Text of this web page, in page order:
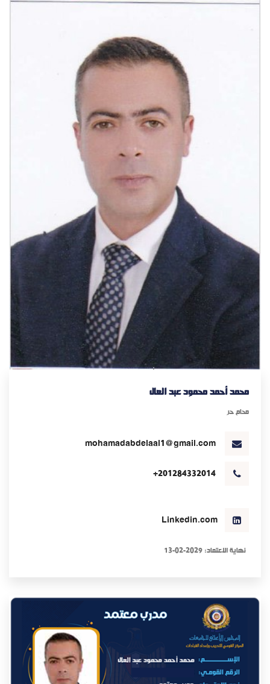
محمد أحمد محمود عبد العال
محام حر
mohamadabdelaal1@gmail.com
+201284332014
Linkedin.com
نهاية الاعتماد: 2029-02-13